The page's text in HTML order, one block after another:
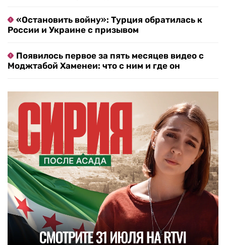
«Остановить войну»: Турция обратилась к
России и Украине с призывом
Появилось первое за пять месяцев видео с
Моджтабой Хаменеи: что с ним и где он